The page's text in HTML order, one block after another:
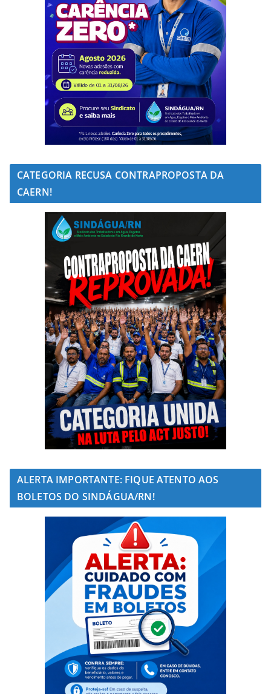
CATEGORIA RECUSA CONTRAPROPOSTA DA
CAERN!
ALERTA IMPORTANTE: FIQUE ATENTO AOS
BOLETOS DO SINDÁGUA/RN!